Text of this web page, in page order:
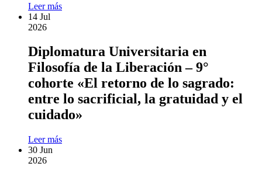
Leer más
14 Jul
2026
Diplomatura Universitaria en
Filosofía de la Liberación – 9°
cohorte «El retorno de lo sagrado:
entre lo sacrificial, la gratuidad y el
cuidado»
Leer más
30 Jun
2026